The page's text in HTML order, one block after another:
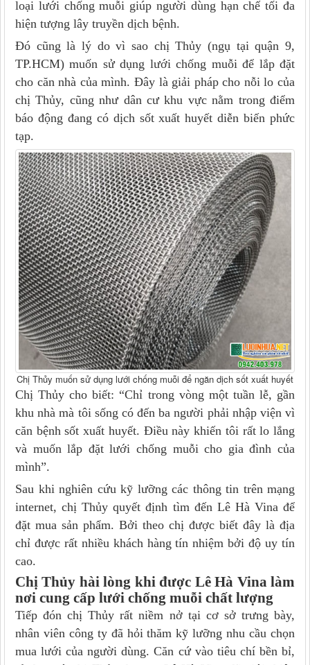
loại lưới chống muỗi giúp người dùng hạn chế tối đa
hiện tượng lây truyền dịch bệnh.
Đó cũng là lý do vì sao chị Thủy (ngụ tại quận 9,
TP.HCM) muốn sử dụng lưới chống muỗi để lắp đặt
cho căn nhà của mình. Đây là giải pháp cho nỗi lo của
chị Thủy, cũng như dân cư khu vực nằm trong điểm
báo động đang có dịch sốt xuất huyết diễn biến phức
tạp.
Chị Thủy muốn sử dụng lưới chống muỗi để ngăn dịch sốt xuất huyết
Chị Thủy cho biết: “Chỉ trong vòng một tuần lễ, gần
khu nhà mà tôi sống có đến ba người phải nhập viện vì
căn bệnh sốt xuất huyết. Điều này khiến tôi rất lo lắng
và muốn lắp đặt lưới chống muỗi cho gia đình của
mình”.
Sau khi nghiên cứu kỹ lưỡng các thông tin trên mạng
internet, chị Thủy quyết định tìm đến Lê Hà Vina để
đặt mua sản phẩm. Bởi theo chị được biết đây là địa
chỉ được rất nhiều khách hàng tín nhiệm bởi độ uy tín
cao.
Chị Thủy hài lòng khi được Lê Hà Vina làm
nơi cung cấp lưới chống muỗi chất lượng
Tiếp đón chị Thủy rất niềm nở tại cơ sở trưng bày,
nhân viên công ty đã hỏi thăm kỹ lưỡng nhu cầu chọn
mua lưới của người dùng. Căn cứ vào tiêu chí bền bỉ,